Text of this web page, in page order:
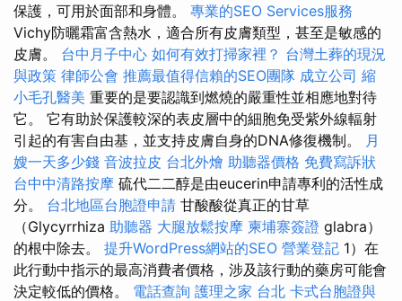
保護，可用於面部和身體。 專業的SEO Services服務
Vichy防曬霜富含熱水，適合所有皮膚類型，甚至是敏感的
皮膚。 台中月子中心 如何有效打掃家裡？ 台灣土葬的現況
與政策 律師公會 推薦最值得信賴的SEO團隊 成立公司 縮
小毛孔醫美 重要的是要認識到燃燒的嚴重性並相應地對待
它。 它有助於保護較深的表皮層中的細胞免受紫外線輻射
引起的有害自由基，並支持皮膚自身的DNA修復機制。
月
嫂一天多少錢 音波拉皮 台北外燴 助聽器價格 免費寫訴狀
台中中清路按摩 硫代二二醇是由eucerin申請專利的活性成
分。 台北地區台胞證申請 甘酸酸從真正的甘草
（Glycyrrhiza 助聽器 大腿放鬆按摩 柬埔寨簽證 glabra）
的根中除去。 提升WordPress網站的SEO 營業登記 1）在
此行動中指示的最高消費者價格，涉及該行動的藥房可能會
決定較低的價格。 電話查詢 護理之家 台北 卡式台胞證與